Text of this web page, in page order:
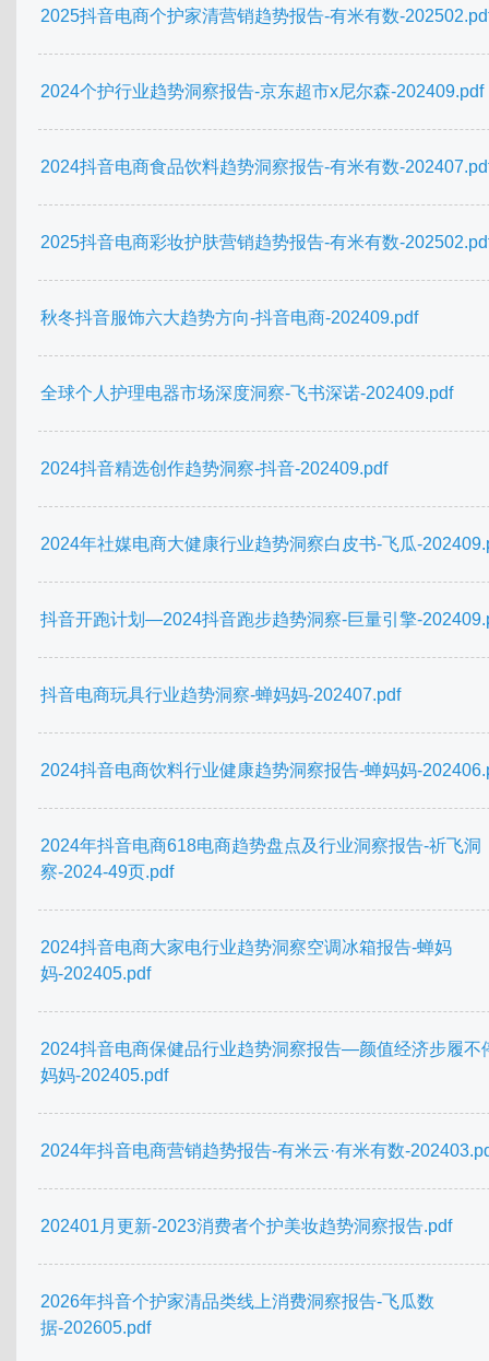
2025抖音电商个护家清营销趋势报告-有米有数-
2024个护行业趋势洞察报告-京东超市x尼尔森-202409.pdf
2024抖音电商食品饮料趋势洞察报告-有米有数-
2025抖音电商彩妆护肤营销趋势报告-有米有数-
秋冬抖音服饰六大趋势方向-抖音电商-202409.pdf
全球个人护理电器市场深度洞察-飞书深诺-202409.pdf
2024抖音精选创作趋势洞察-抖音-202409.pdf
2024年社媒电商大健康行业趋势洞察白皮书-飞瓜-
抖音开跑计划—2024抖音跑步趋势洞察-巨量引擎-
抖音电商玩具行业趋势洞察-蝉妈妈-202407.pdf
2024抖音电商饮料行业健康趋势洞察报告-蝉妈妈-
2024年抖音电商618电商趋势盘点及行业洞察报告-祈飞洞
察-2024-49页.pdf
2024抖音电商大家电行业趋势洞察空调冰箱报告-蝉妈
妈-202405.pdf
2024抖音电商保健品行业趋势洞察报告—颜值经济步履不
妈妈-202405.pdf
2024年抖音电商营销趋势报告-有米云·有米有数-
202401月更新-2023消费者个护美妆趋势洞察报告.pdf
2026年抖音个护家清品类线上消费洞察报告-飞瓜数
据-202605.pdf